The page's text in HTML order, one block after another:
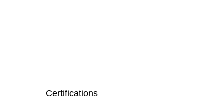
Certifications